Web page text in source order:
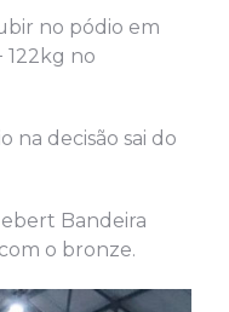
no pódio em
122kg no
na decisão sai do
Bandeira
o bronze.